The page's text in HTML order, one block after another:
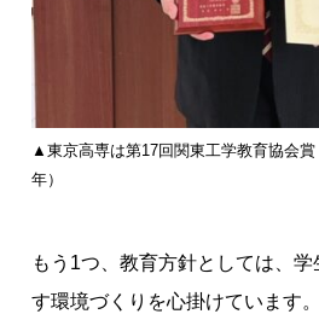
▲東京高専は第17回関東工学教育協会
年）
もう1つ、教育方針としては、
す環境づくりを心掛けています